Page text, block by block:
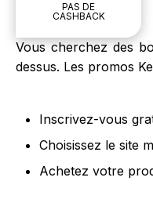
PAS DE
CASHBACK
Vous cherchez des
dessus. Les promos
Inscrivez-vous
Choisissez le site
Achetez votre